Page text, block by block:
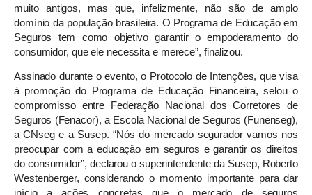
muito antigos, mas que, infelizmente, não são de amplo
domínio da população brasileira. O Programa de Educação em
Seguros tem como objetivo garantir o empoderamento do
consumidor, que ele necessita e merece”, finalizou.
Assinado durante o evento, o Protocolo de Intenções, que visa
à promoção do Programa de Educação Financeira, selou o
compromisso entre Federação Nacional dos Corretores de
Seguros (Fenacor), a Escola Nacional de Seguros (Funenseg),
a CNseg e a Susep. “Nós do mercado segurador vamos nos
preocupar com a educação em seguros e garantir os direitos
do consumidor”, declarou o superintendente da Susep, Roberto
Westenberger, considerando o momento importante para dar
início a ações concretas que o mercado de seguros